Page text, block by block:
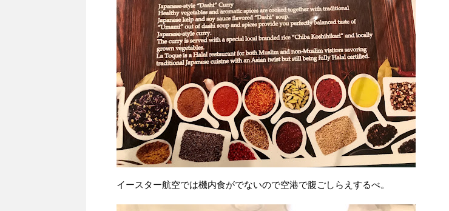
イースター航空では機内食がでないので空港で腹ごしらえするべ。